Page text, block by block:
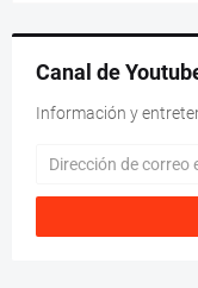
Canal de
Información y